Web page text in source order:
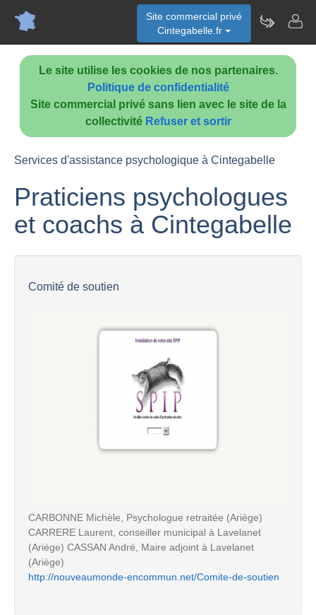
Le site utilise les cookies de nos partenaires.
Politique de confidentialité
Site commercial privé sans lien avec le site de la
collectivité Refuser et sortir
Site commercial privé
Cintegabelle.fr
Services d'assistance psychologique à Cintegabelle
Praticiens psychologues
et coachs à Cintegabelle
Comité de soutien
CARBONNE Michèle, Psychologue retraitée (Ariège)
CARRERE Laurent, conseiller municipal à Lavelanet
(Ariège) CASSAN André, Maire adjoint à Lavelanet
(Ariège)
http://nouveaumonde-encommun.net/Comite-de-soutien